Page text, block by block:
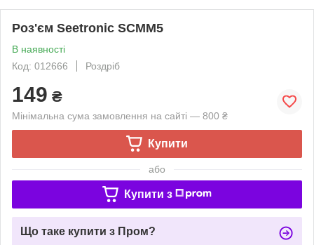
Роз'єм Seetronic SCMM5
В наявності
Код: 012666
Роздріб
149 ₴
Мінімальна сума замовлення на сайті — 800 ₴
Купити
або
Купити з
Що таке купити з Пром?